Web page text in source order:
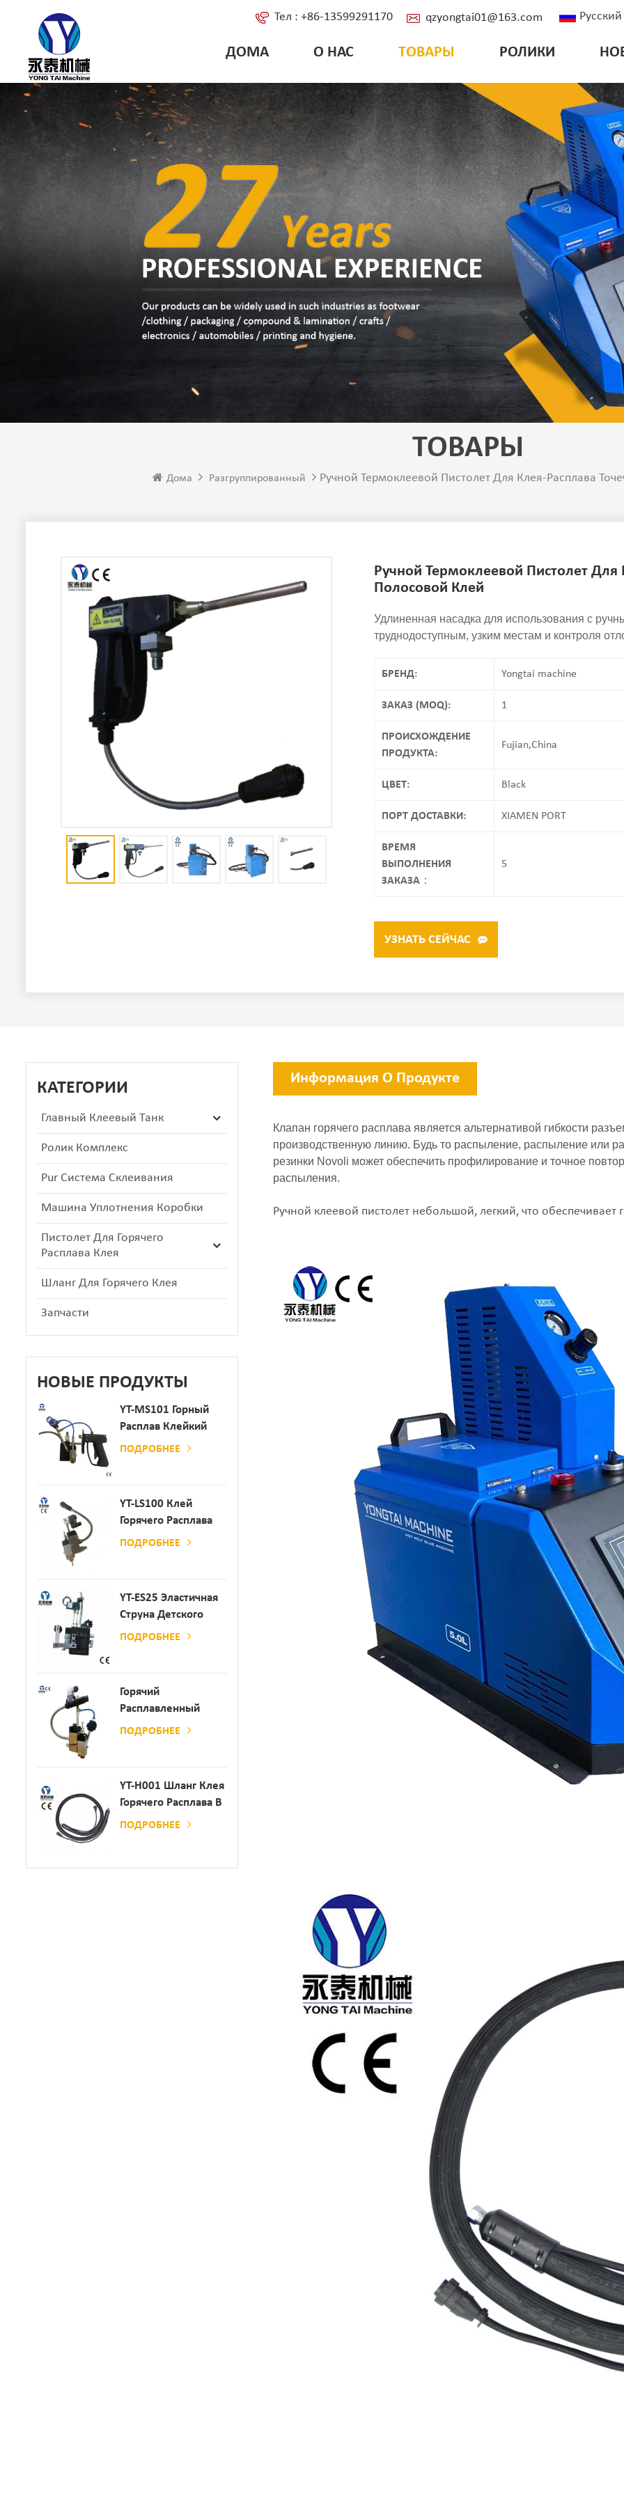
Русский
Тел : +86-13599291170 qzyongtai01@163.com
ДОМА О НАС ТОВАРЫ РОЛИКИ
ТОВАРЫ
Дома Разгруппированный Ручной Термоклеевой Пистолет Для Клея-Расплава
Ручной Термоклеевой Пистолет
Полосовой Клей
Удлиненная насадка для использования с
труднодоступным, узким местам и контроля
БРЕНД: Yongtai machine
ЗАКАЗ (MOQ): 1
ПРОИСХОЖДЕНИЕ
ПРОДУКТА:
Fujian,China
ЦВЕТ: Black
ПОРТ ДОСТАВКИ: XIAMEN PORT
ВРЕМЯ
ВЫПОЛНЕНИЯ
ЗАКАЗА：
5
УЗНАТЬ СЕЙЧАС
КАТЕГОРИИ
Главный Клеевый Танк
Ролик Комплекс
Pur Система Склеивания
Машина Уплотнения Коробки
Пистолет Для Горячего
Расплава Клея
Шланг Для Горячего Клея
Запчасти
НОВЫЕ ПРОДУКТЫ
YT-MS101 Горный
Расплав Клейкий
Распылительный
ПОДРОБНЕЕ
YT-LS100 Клей
Горячего Расплава
Клея
ПОДРОБНЕЕ
YT-ES25 Эластичная
Струна Детского
Пеленки
ПОДРОБНЕЕ
Горячий
Расплавленный
Клей
ПОДРОБНЕЕ
YT-H001 Шланг Клея
Горячего Расплава В
Сочетании С
ПОДРОБНЕЕ
Информация О Продукте
Клапан горячего расплава является альтернативой гибкости
производственную линию. Будь то распыление, распыление или
резинки Novoli может обеспечить профилирование и точное
распыления.
Ручной клеевой пистолет небольшой, легкий, что обеспечивает